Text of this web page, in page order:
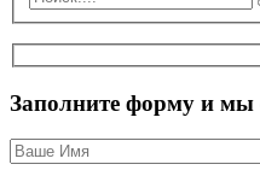
Заполните форму и мы